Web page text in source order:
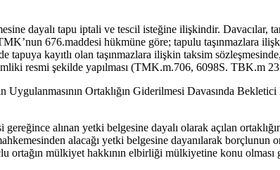
dayalı tapu iptali ve tescil isteğine ilişkindir. Davacılar,
676.maddesi hükmüne göre; tapulu taşınmazlara
tapuya kayıtlı olan taşınmazlara ilişkin taksim
resmi şekilde yapılması (TMK.m.706, 6098S. TBK.m
Uygulanmasının Ortaklığın Giderilmesi Davasında Bekletici
gereğince alınan yetki belgesine dayalı olarak açılan
alacağı yetki belgesine dayanılarak borçlunun
ortağın mülkiyet hakkının elbirliği mülkiyetine konu olması